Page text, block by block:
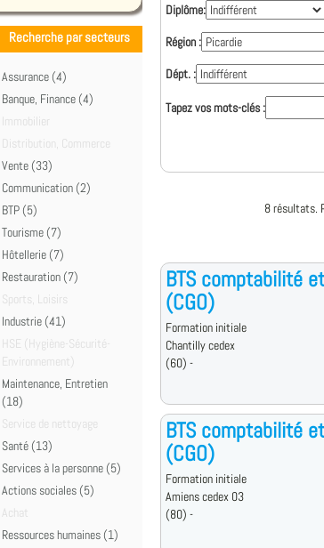
Recherche par secteurs
Assurance (4)
Banque, Finance (4)
Immobilier
Distribution, Commerce
Vente (33)
Communication (2)
BTP (5)
Tourisme (7)
Hôtellerie (7)
Restauration (7)
Sports, Loisirs
Industrie (41)
HSE (Hygiène-Sécurité-
Environnement)
Maintenance, Entretien
(18)
Service de nettoyage
Santé (13)
Services à la personne (5)
Actions sociales (5)
Achat
Ressources humaines (1)
Diplôme:
Région :
Dépt. :
Tapez vos mots-clés :
8 résultats.
BTS comptabilité
(CGO)
Formation initiale
Chantilly cedex
(60) -
BTS comptabilité
(CGO)
Formation initiale
Amiens cedex 03
(80) -